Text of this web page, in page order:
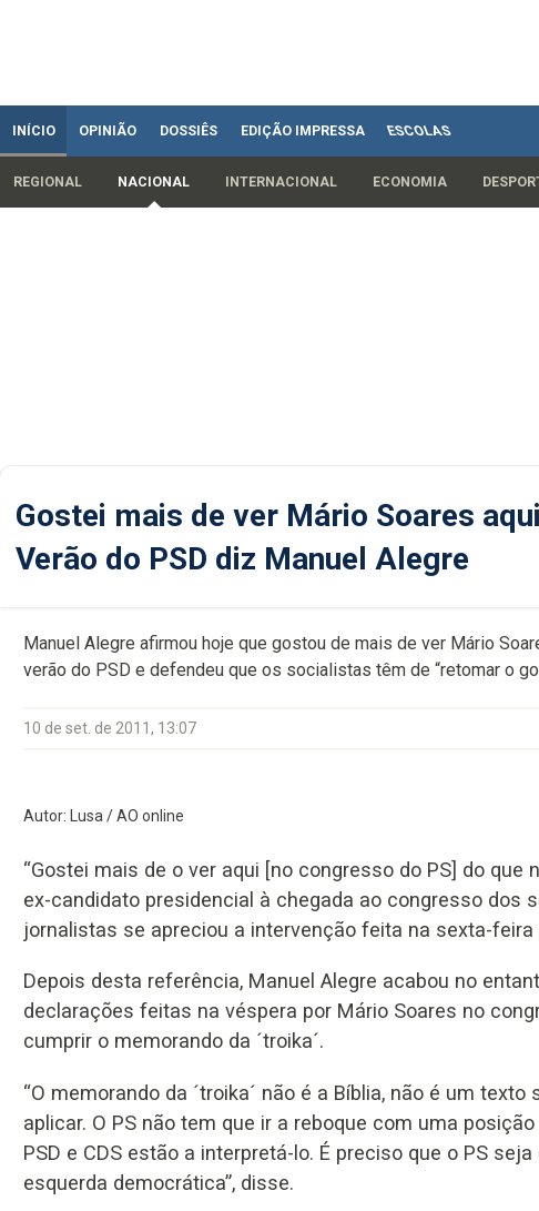
INÍCIO OPINIÃO DOSSIÊS EDIÇÃO IMPRESSA ESCOLAS
REGIONAL NACIONAL INTERNACIONAL ECONOMIA
Gostei mais de ver Mário Soares
Verão do PSD diz Manuel Alegre
Manuel Alegre afirmou hoje que gostou de mais de ver Mário
verão do PSD e defendeu que os socialistas têm de “retomar o
10 de set. de 2011, 13:07
Autor: Lusa / AO online
“Gostei mais de o ver aqui [no congresso do PS] do que
ex-candidato presidencial à chegada ao congresso dos
jornalistas se apreciou a intervenção feita na sexta-
Depois desta referência, Manuel Alegre acabou no
declarações feitas na véspera por Mário Soares no
cumprir o memorando da ´troika´.
“O memorando da ´troika´ não é a Bíblia, não é um
aplicar. O PS não tem que ir a reboque com uma
PSD e CDS estão a interpretá-lo. É preciso que o PS
esquerda democrática”, disse.